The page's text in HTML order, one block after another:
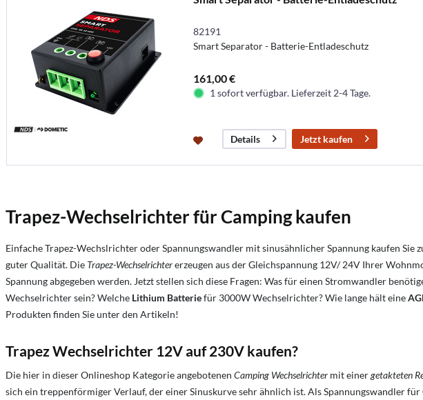
82191
Smart Separator - Batterie-Entladeschutz
161,00 €
1 sofort verfügbar. Lieferzeit 2-4 Tage.
Details Jetzt kaufen
Trapez-Wechselrichter für Camping kaufen
Einfache Trapez-Wechslrichter oder Spannungswandler mit sinusähnlicher Spannung kaufen
guter Qualität. Die Trapez-Wechselrichtererzeugen aus der Gleichspannung 12V/ 24V Ihrer
Spannung abgegeben werden. Jetzt stellen sich diese Fragen: Was für einen Stromwandler
Wechselrichter sein?Welche Lithium Batteriefür 3000W Wechselrichter?Wie lange hält eine
Produkten finden Sie unter den Artikeln!
Trapez Wechselrichter 12V auf 230V kaufen?
Die hier in dieser Onlineshop Kategorie angebotenen Camping Wechselrichter mit einergetakteten
sich ein treppenförmiger Verlauf, der einer Sinuskurve sehr ähnlich ist. Als Spannungswandler